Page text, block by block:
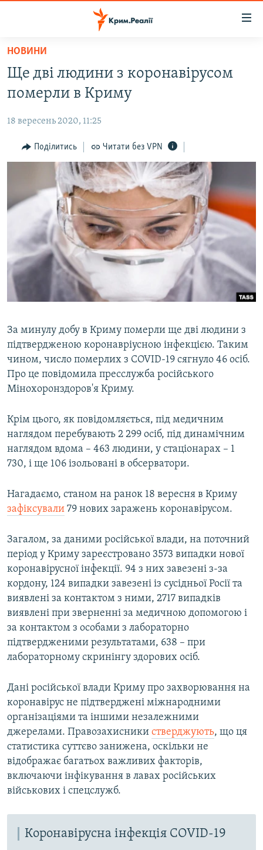
Перейти
основного
матеріалу
до
навігації
Перейти
пошуку
ВОДА.КРИМ
ВІДЕО ТА ФОТО
ПОЛІТИКА
БЛОГИ
ІНТЕРВ'Ю
ВСЕ ЗА ДЕНЬ
СПЕЦПРОЕКТИ
ДЕПОРТАЦІЯ
ВІДЕОУРОКИ «ELIFBE»
СВІДЧЕННЯ ОКУПАЦІЇ
ІНФОГРАФІКА
ЯК ОБІЙТИ БЛОКУВАННЯ
Русский
Qırımtatar
ДОЛУЧАЙСЯ!
Усі сайти RFE/RL
НОВИНИ
Ще дві людини з коронавірусом
померли в Криму
18 вересень 2020, 11:25
Поділитись Читати без VPN
За минулу добу в Криму померли ще дві людини з
підтвердженою коронавріусною інфекцією. Таким
чином, число померлих з COVID-19 сягнуло 46 осіб.
Про це повідомила пресслужба російського
Мінохоронздоров'я Криму.
Крім цього, як повідомляється, під медичним
наглядом перебувають 2 299 осіб, під динамічним
наглядом вдома – 463 людини, у стаціонарах – 1
730, і ще 106 ізольовані в обсерватори.
Нагадаємо, станом на ранок 18 вересня в Криму
зафіксували 79 нових заражень коронавірусом.
Загалом, за даними російської влади, на поточний
період у Криму зареєстровано 3573 випадки нової
коронавірусної інфекції. 94 з них завезені з-за
кордону, 124 випадки завезені із сусідньої Росії та
виявлені за контактом з ними, 2717 випадків
виявлені при зверненні за медичною допомогою і
за контактом з особами з лабораторно
підтвердженими результатами, 638 – при
лабораторному скринінгу здорових осіб.
Дані російської влади Криму про захворювання на
коронавірус не підтверджені міжнародними
організаціями та іншими незалежними
джерелами. Правозахисники стверджують, що ця
статистика суттєво занижена, оскільки не
відображає багатьох важливих факторів,
включаючи інфікування в лавах російських
військових і спецслужб.
Коронавірусна інфекція COVID-19